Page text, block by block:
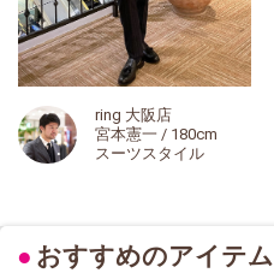
ring 大阪店
宮本憲一 / 180cm
スーツスタイル
● おすすめのアイテム